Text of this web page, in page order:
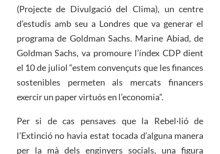
(Projecte de Divulgació del Clima), un centre
d’estudis amb seu a Londres que va generar el
programa de Goldman Sachs. Marine Abiad, de
Goldman Sachs, va promoure l’índex CDP dient
el 10 de juliol “estem convençuts que les finances
sostenibles permeten als mercats financers
exercir un paper virtuós en l’economia”.
Per si de cas pensaves que la Rebel·lió de
l’Extinció no havia estat tocada d’alguna manera
per la mà dels enginyers socials, una figura